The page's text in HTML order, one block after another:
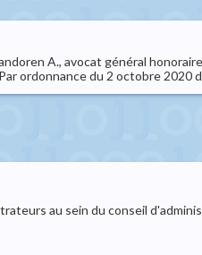
A., avocat général
ordonnance du 2 octobre 2020
au sein du conseil